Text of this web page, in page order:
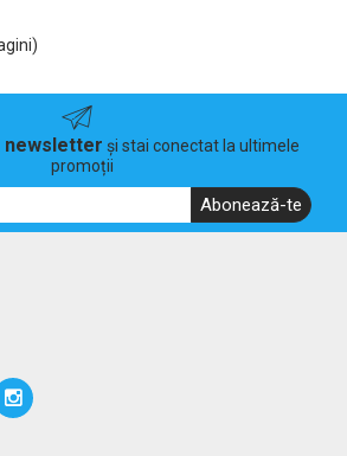
newsletter și stai conectat la ultimele
promoții
Abonează-te